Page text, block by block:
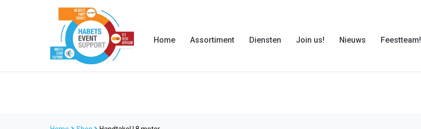
Home Assortiment Diensten Join us! Nieuws Feestteam!